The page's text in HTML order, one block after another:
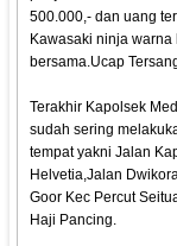
500.000,- dan uang
Kawasaki ninja
bersama.Ucap
Terakhir Kapolsek
sudah sering
tempat yakni Jalan
Helvetia,Jalan
Goor Kec Percut
Haji Pancing.